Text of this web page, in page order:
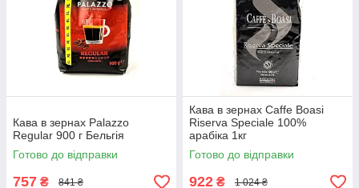
Кава в зернах Palazzo
Regular 900 г Бельгія
Готово до відправки
757 ₴ 841 ₴
Кава в зернах Caffe Boasi
Riserva Speciale 100%
арабіка 1кг
Готово до відправки
922 ₴ 1 024 ₴